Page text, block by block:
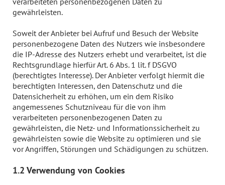
gewährleisten.
Soweit der Anbieter bei Aufruf und Besuch der Website
personenbezogene Daten des Nutzers wie insbesondere
die IP-Adresse des Nutzers erhebt und verarbeitet, ist die
Rechtsgrundlage hierfür Art. 6 Abs. 1 lit. f DSGVO
(berechtigtes Interesse). Der Anbieter verfolgt hiermit die
berechtigten Interessen, den Datenschutz und die
Datensicherheit zu erhöhen, um ein dem Risiko
angemessenes Schutzniveau für die von ihm
verarbeiteten personenbezogenen Daten zu
gewährleisten, die Netz- und Informationssicherheit zu
gewährleisten sowie die Website zu optimieren und sie
vor Angriffen, Störungen und Schädigungen zu schützen.
1.2 Verwendung von Cookies